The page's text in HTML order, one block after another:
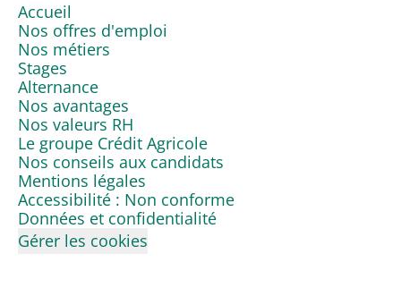
Accueil
Nos offres d'emploi
Nos métiers
Stages
Alternance
Nos avantages
Nos valeurs RH
Le groupe Crédit Agricole
Nos conseils aux candidats
Mentions légales
Accessibilité : Non conforme
Données et confidentialité
Gérer les cookies